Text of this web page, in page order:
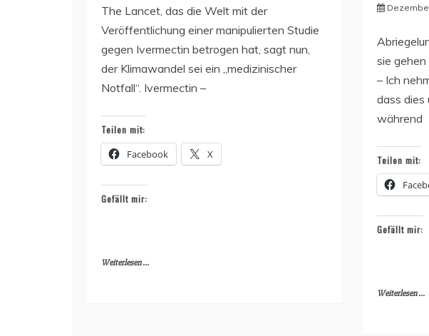
The Lancet, das die Welt mit der
Veröffentlichung einer manipulierten Studie
gegen Ivermectin betrogen hat, sagt nun,
der Klimawandel sei ein „medizinischer
Notfall“. Ivermectin –
Teilen mit:
Facebook X
Gefällt mir:
Weiterlesen ...
sie
– Ich
dass dies
während
Teilen mit:
Gefällt mir:
Weiterlesen ...